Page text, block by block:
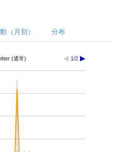
（月別） 分布
(通常) 1/2